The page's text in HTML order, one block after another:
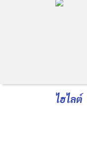
ไฮไลต์